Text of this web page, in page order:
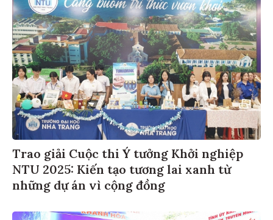
Trao giải Cuộc thi Ý tưởng Khởi nghiệp
NTU 2025: Kiến tạo tương lai xanh từ
những dự án vì cộng đồng